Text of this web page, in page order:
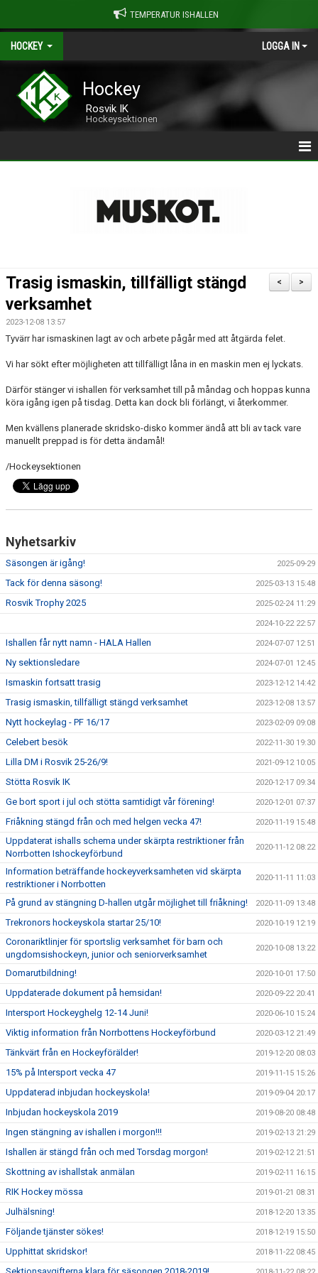
TEMPERATUR ISHALLEN
HOCKEY LOGGA IN
Hockey
Rosvik IK
Hockeysektionen
>> OM ROSVIK HOCKEY
>> FRIÅKNING
>> SOCIALA MEDIER
>>NYHETSARKIVET
| KALENDER
| MATCHER
>
<
Trasig ismaskin, tillfälligt stängd
verksamhet
2023-12-08 13:57
Tyvärr har ismaskinen lagt av och arbete pågår med att åtgärda felet.
Vi har sökt efter möjligheten att tillfälligt låna in en maskin men ej lyckats.
Därför stänger vi ishallen för verksamhet till på måndag och hoppas kunna
köra igång igen på tisdag. Detta kan dock bli förlängt, vi återkommer.
Men kvällens planerade skridsko-disko kommer ändå att bli av tack vare
manuellt preppad is för detta ändamål!
/Hockeysektionen
Nyhetsarkiv
Säsongen är igång! 2025-09-29
Tack för denna säsong! 2025-03-13 15:48
Rosvik Trophy 2025 2025-02-24 11:29
2024-10-22 22:57
Ishallen får nytt namn - HALA Hallen 2024-07-07 12:51
Ny sektionsledare 2024-07-01 12:45
Ismaskin fortsatt trasig 2023-12-12 14:42
Trasig ismaskin, tillfälligt stängd verksamhet 2023-12-08 13:57
Nytt hockeylag - PF 16/17 2023-02-09 09:08
Celebert besök 2022-11-30 19:30
Lilla DM i Rosvik 25-26/9! 2021-09-12 10:05
Stötta Rosvik IK 2020-12-17 09:34
Ge bort sport i jul och stötta samtidigt vår förening! 2020-12-01 07:37
Friåkning stängd från och med helgen vecka 47! 2020-11-19 15:48
Uppdaterat ishalls schema under skärpta restriktioner från
Norrbotten Ishockeyförbund
2020-11-12 08:22
Information beträffande hockeyverksamheten vid skärpta
restriktioner i Norrbotten
2020-11-11 11:03
På grund av stängning D-hallen utgår möjlighet till friåkning! 2020-11-09 13:48
Trekronors hockeyskola startar 25/10! 2020-10-19 12:19
Coronariktlinjer för sportslig verksamhet för barn och
ungdomsishockeyn, junior och seniorverksamhet
2020-10-08 13:22
Domarutbildning! 2020-10-01 17:50
Uppdaterade dokument på hemsidan! 2020-09-22 20:41
Intersport Hockeyghelg 12-14 Juni! 2020-06-10 15:24
Viktig information från Norrbottens Hockeyförbund 2020-03-12 21:49
Tänkvärt från en Hockeyförälder! 2019-12-20 08:03
15% på Intersport vecka 47 2019-11-15 15:26
Uppdaterad inbjudan hockeyskola! 2019-09-04 20:17
Inbjudan hockeyskola 2019 2019-08-20 08:48
Ingen stängning av ishallen i morgon!!! 2019-02-13 21:29
Ishallen är stängd från och med Torsdag morgon! 2019-02-12 21:51
Skottning av ishallstak anmälan 2019-02-11 16:15
RIK Hockey mössa 2019-01-21 08:31
Julhälsning! 2018-12-20 13:35
Följande tjänster sökes! 2018-12-19 15:50
Upphittat skridskor! 2018-11-22 08:45